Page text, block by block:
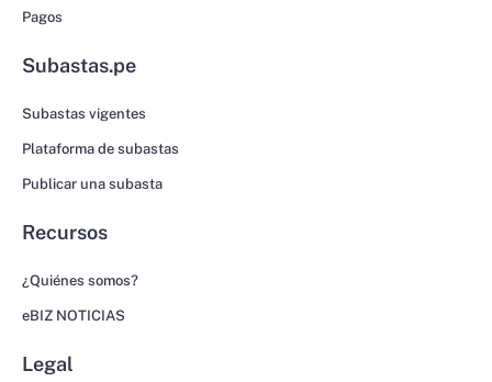
Pagos
Subastas.pe
Subastas vigentes
Plataforma de subastas
Publicar una subasta
Recursos
¿Quiénes somos?
eBIZ NOTICIAS
Legal